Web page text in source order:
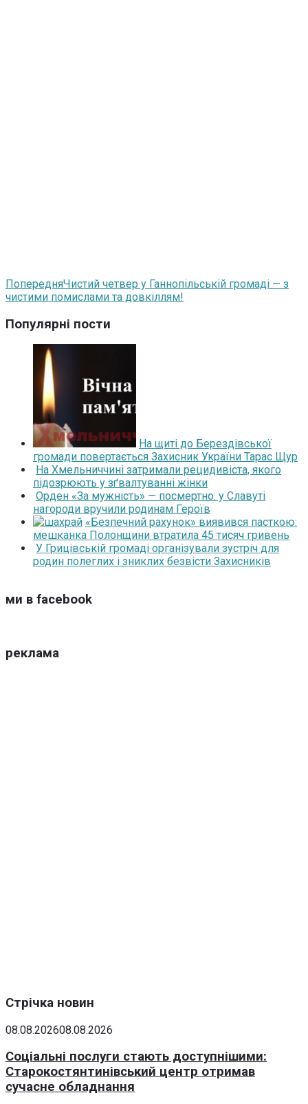
ПопередняЧистий четвер у Ганнопільській громаді — з
чистими помислами та довкіллям!
Популярні пости
На щиті до Берездівської
громади повертається Захисник України Тарас Щур
На Хмельниччині затримали рецидивіста, якого
підозрюють у зґвалтуванні жінки
Орден «За мужність» — посмертно: у Славуті
нагороди вручили родинам Героїв
«Безпечний рахунок» виявився пасткою:
мешканка Полонщини втратила 45 тисяч гривень
У Грицівській громаді організували зустріч для
родин полеглих і зниклих безвісти Захисників
ми в facebook
реклама
Стрічка новин
08.08.202608.08.2026
Соціальні послуги стають доступнішими:
Старокостянтинівський центр отримав
сучасне обладнання